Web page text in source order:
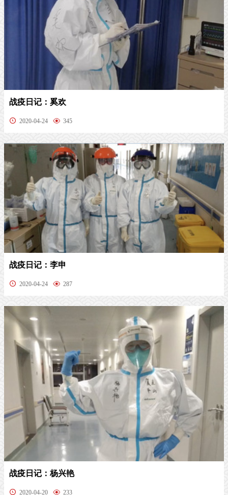
战疫日记：奚欢
2020-04-24 345
战疫日记：李申
2020-04-24 287
战疫日记：杨兴艳
2020-04-20 233